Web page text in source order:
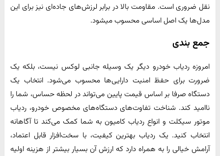
نقل ضروری است. مقاومت بالا در برابر لرزش‌های جاده‌ای نیز برای این
مدل‌ها یک اصل اساسی محسوب میشود.
جمع بندی
امروزه ردیاب خودرو دیگر یک وسیله جانبی لوکس نیست، بلکه یک
ضرورت برای حفظ امنیت دارایی‌ها محسوب می‌شود. انتخاب یک
دستگاه صرفا بر اساس قیمت پایین می‌تواند در لحظه حساس، شما را
ناامید کند. شناخت تفاوت‌های دستگاه‌های مخصوص خودرو، ردیاب
موتور سیکلت و انواع ردیاب کامیون به شما کمک می‌کند تا آگاهانه
انتخاب کنید. یک ردیاب بهترین کیفیت، با سخت‌افزار قابل اعتماد،
آرامش خیالی را به همراه دارد که ارزش آن بسیار بیشتر از هزینه اولیه